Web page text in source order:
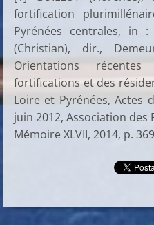
fortification
Pyrénées centrales, in :
(Christian), dir.,
Orientations
fortifications et des
Loire et Pyrénées, Actes
juin 2012, Association des
Mémoire XLVII, 2014, p.